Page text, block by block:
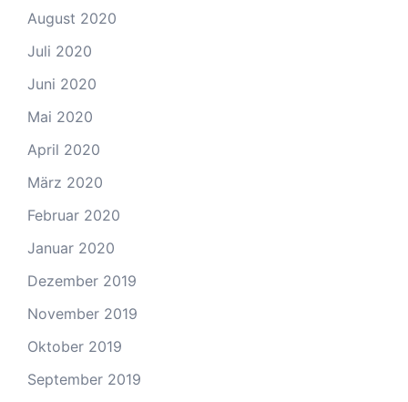
August 2020
Juli 2020
Juni 2020
Mai 2020
April 2020
März 2020
Februar 2020
Januar 2020
Dezember 2019
November 2019
Oktober 2019
September 2019